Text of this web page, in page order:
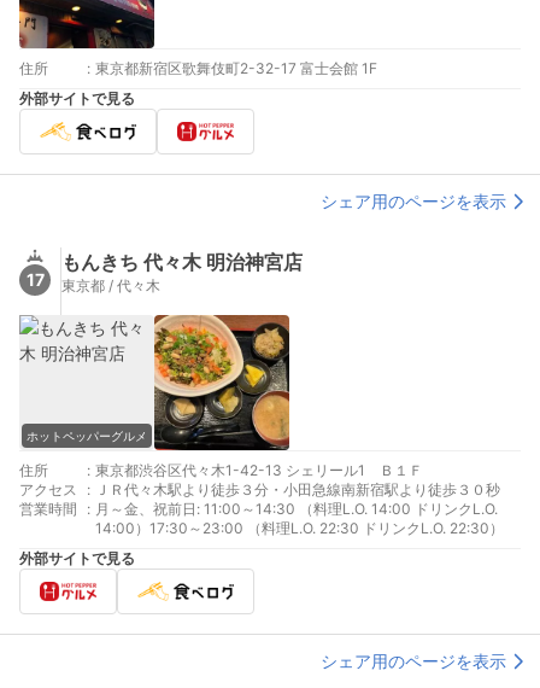
住所 : 東京都新宿区歌舞伎町2-32-17 富士会館 1F
外部サイトで見る
シェア用のページを表示
17
もんきち 代々木 明治神宮店
東京都 / 代々木
ホットペッパーグルメ
住所 : 東京都渋谷区代々木1-42-13 シェリール1 Ｂ１Ｆ
アクセス
: ＪＲ代々木駅より徒歩３分・小田急線南新宿駅より徒歩３０秒
営業時間
: 月～金、祝前日: 11:00～14:30 （料理L.O. 14:00 ドリンクL.O.
14:00）17:30～23:00 （料理L.O. 22:30 ドリンクL.O. 22:30）
外部サイトで見る
シェア用のページを表示